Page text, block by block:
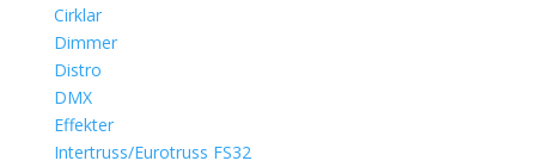
Cirklar
Dimmer
Distro
DMX
Effekter
Intertruss/Eurotruss FS32